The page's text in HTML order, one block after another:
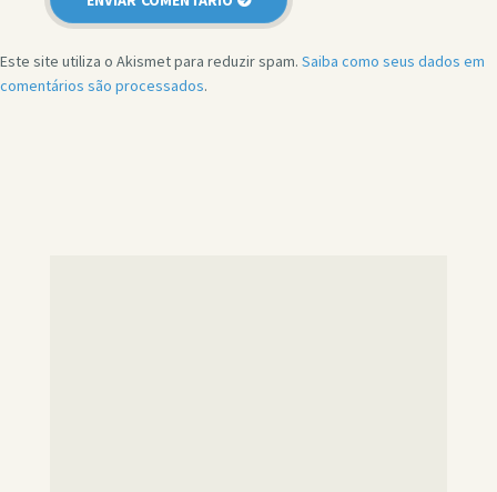
Este site utiliza o Akismet para reduzir spam. Saiba como seus dados em
comentários são processados.